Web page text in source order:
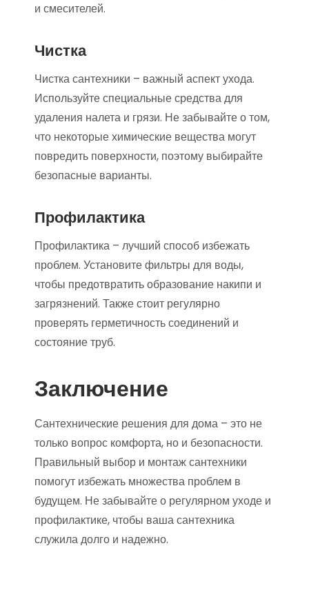
и смесителей.
Чистка
Чистка сантехники – важный аспект ухода.
Используйте специальные средства для
удаления налета и грязи. Не забывайте о том,
что некоторые химические вещества могут
повредить поверхности, поэтому выбирайте
безопасные варианты.
Профилактика
Профилактика – лучший способ избежать
проблем. Установите фильтры для воды,
чтобы предотвратить образование накипи и
загрязнений. Также стоит регулярно
проверять герметичность соединений и
состояние труб.
Заключение
Сантехнические решения для дома – это не
только вопрос комфорта, но и безопасности.
Правильный выбор и монтаж сантехники
помогут избежать множества проблем в
будущем. Не забывайте о регулярном уходе и
профилактике, чтобы ваша сантехника
служила долго и надежно.